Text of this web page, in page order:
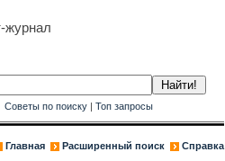
журнал
Советы по поиску| Топ запросы
Главная Расширенный поиск Справка